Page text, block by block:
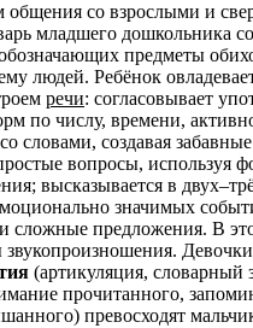
общения со взрослыми и
младшего дошкольника
предметы
людей. Ребёнок
речи: согласовывает
по числу, времени,
словами, создавая
вопросы, используя
высказывается в
значимых
сложные предложения. В
(артикуляция, словарный
прочитанного,
превосходят